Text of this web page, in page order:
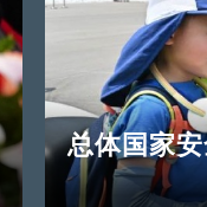
总体国家